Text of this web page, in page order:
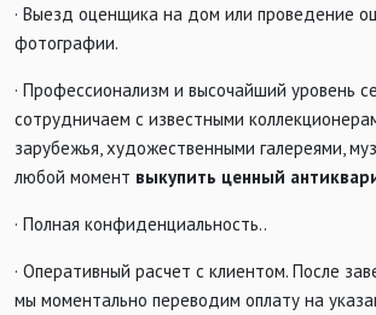
· Выезд оценщика на дом или проведение
фотографии.
· Профессионализм и высочайший уровень
сотрудничаем с известными
зарубежья, художественными галереями,
любой момент выкупить ценный
· Полная конфиденциальность..
· Оперативный расчет с клиентом. После
мы моментально переводим оплату на